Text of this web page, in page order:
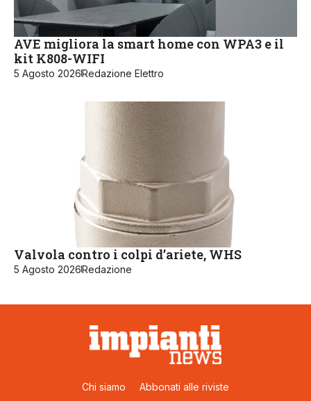
AVE migliora la smart home con WPA3 e il
kit K808-WIFI
5 Agosto 2026Redazione Elettro
Valvola contro i colpi d’ariete, WHS
5 Agosto 2026Redazione
Chi siamo Abbonati alle riviste